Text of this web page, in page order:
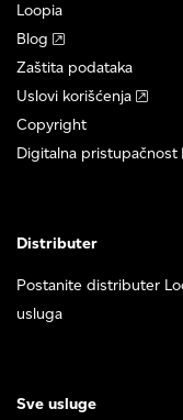
Loopia
Blog
Zaštita podataka
Uslovi korišćenja
Copyright
Digitalna pristupačnost
Distributer
Postanite distributer
usluga
Sve usluge